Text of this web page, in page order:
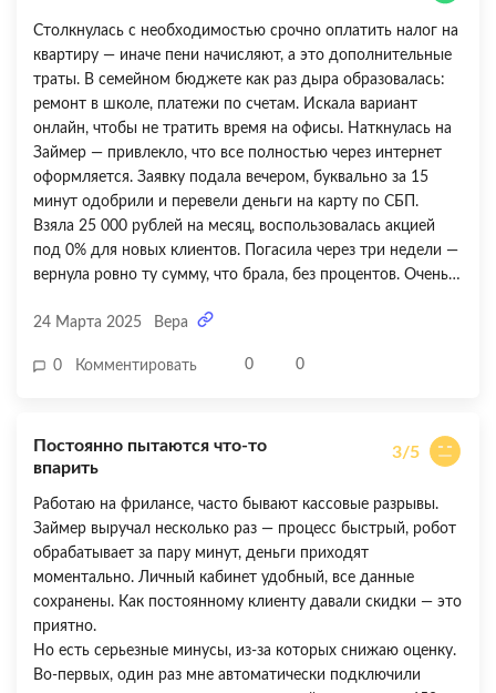
Столкнулась с необходимостью срочно оплатить налог на
квартиру — иначе пени начисляют, а это дополнительные
траты. В семейном бюджете как раз дыра образовалась:
ремонт в школе, платежи по счетам. Искала вариант
онлайн, чтобы не тратить время на офисы. Наткнулась на
Займер — привлекло, что все полностью через интернет
оформляется. Заявку подала вечером, буквально за 15
минут одобрили и перевели деньги на карту по СБП.
Взяла 25 000 рублей на месяц, воспользовалась акцией
под 0% для новых клиентов. Погасила через три недели —
вернула ровно ту сумму, что брала, без процентов. Очень
срок, способы погашения. Немного огорчило, что нет
пришлось самой контролировать. Но в целом очень
вовремя, пени избежала!
24 Марта 2025 Вера
0 Комментировать 0 0
Постоянно пытаются что-то
впарить
3/5
Работаю на фрилансе, часто бывают кассовые разрывы.
Займер выручал несколько раз — процесс быстрый, робот
обрабатывает за пару минут, деньги приходят
моментально. Личный кабинет удобный, все данные
сохранены. Как постоянному клиенту давали скидки — это
приятно.
Но есть серьезные минусы, из-за которых снижаю оценку.
Во-первых, один раз мне автоматически подключили